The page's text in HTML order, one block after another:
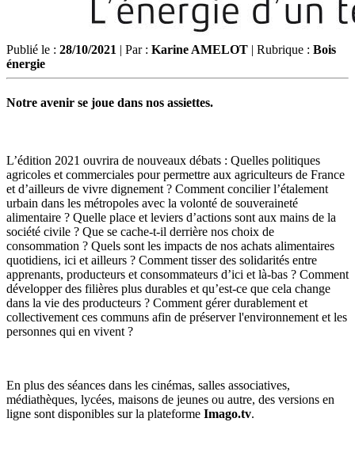
Publié le : 28/10/2021 | Par : Karine AMELOT | Rubrique : Bois
énergie
Notre avenir se joue dans nos assiettes.
L’édition 2021 ouvrira de nouveaux débats : Quelles politiques
agricoles et commerciales pour permettre aux agriculteurs de France
et d’ailleurs de vivre dignement ? Comment concilier l’étalement
urbain dans les métropoles avec la volonté de souveraineté
alimentaire ? Quelle place et leviers d’actions sont aux mains de la
société civile ? Que se cache-t-il derrière nos choix de
consommation ? Quels sont les impacts de nos achats alimentaires
quotidiens, ici et ailleurs ? Comment tisser des solidarités entre
apprenants, producteurs et consommateurs d’ici et là-bas ? Comment
développer des filières plus durables et qu’est-ce que cela change
dans la vie des producteurs ? Comment gérer durablement et
collectivement ces communs afin de préserver l'environnement et les
personnes qui en vivent ?
En plus des séances dans les cinémas, salles associatives,
médiathèques, lycées, maisons de jeunes ou autre, des versions en
ligne sont disponibles sur la plateforme Imago.tv.